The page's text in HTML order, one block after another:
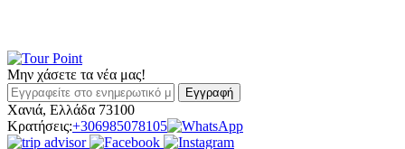
Μην χάσετε τα νέα μας!
Εγγραφή
Χανιά, Ελλάδα 73100
Κρατήσεις:+306985078105